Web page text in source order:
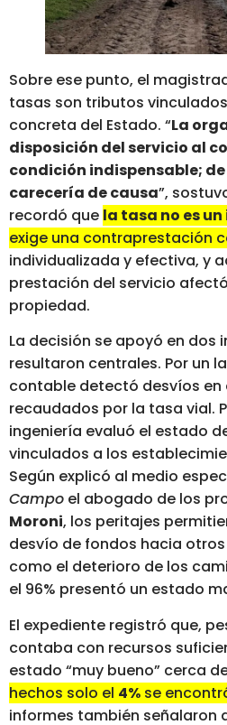
Sobre ese punto, el
tasas son tributos
concreta del Estado. “La
disposición del servicio al
condición indispensable;
carecería de causa”,
recordó que la tasa no es
exige una contraprestación
individualizada y efectiva, y
prestación del servicio
propiedad.
La decisión se apoyó en dos
resultaron centrales. Por un
contable detectó desvíos en
recaudados por la tasa vial.
ingeniería evaluó el estado
vinculados a los
Según explicó al medio
Campo el abogado de los
Moroni, los peritajes
desvío de fondos hacia
como el deterioro de los
el 96% presentó un estado
El expediente registró que,
contaba con recursos
estado “muy bueno” cerca
hechos solo el 4% se
informes también señalaron